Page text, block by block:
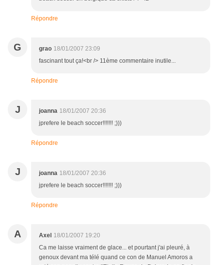
Répondre
G grao 18/01/2007 23:09
fascinant tout ça!<br /> 11ème commentaire inutile...
Répondre
J joanna 18/01/2007 20:36
jprefere le beach soccer!!!!!!! ;)))
Répondre
J joanna 18/01/2007 20:36
jprefere le beach soccer!!!!!!! ;)))
Répondre
A Axel 18/01/2007 19:20
Ca me laisse vraiment de glace... et pourtant j'ai pleuré, à
genoux devant ma télé quand ce con de Manuel Amoros a